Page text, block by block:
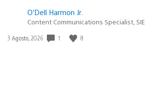
O’Dell Harmon Jr.
Content Communications Specialist, SIE
Data
3 Agosto, 2026 1 8